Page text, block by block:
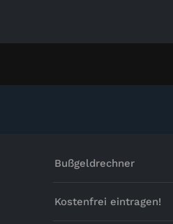
Bußgeldrechner
Kostenfrei eintragen!